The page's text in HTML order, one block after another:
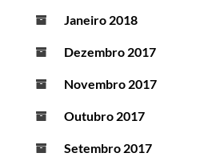
Janeiro 2018
Dezembro 2017
Novembro 2017
Outubro 2017
Setembro 2017